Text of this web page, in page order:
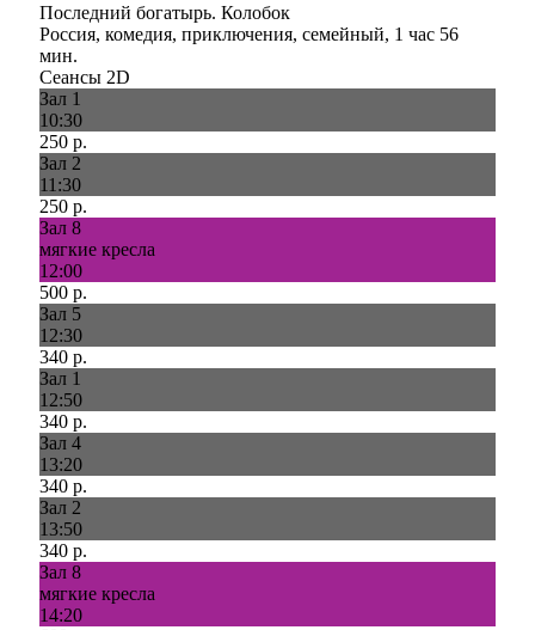
Последний богатырь. Колобок
Россия, комедия, приключения, семейный, 1 час 56
мин.
Сеансы 2D
Зал 1
10:30
250 р.
Зал 2
11:30
250 р.
Зал 8
мягкие кресла
12:00
500 р.
Зал 5
12:30
340 р.
Зал 1
12:50
340 р.
Зал 4
13:20
340 р.
Зал 2
13:50
340 р.
Зал 8
мягкие кресла
14:20